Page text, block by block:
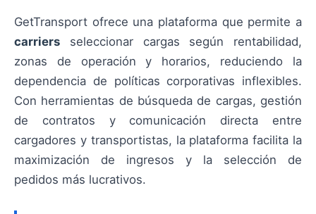
GetTransport ofrece una plataforma que permite a
carriers seleccionar cargas según rentabilidad,
zonas de operación y horarios, reduciendo la
dependencia de políticas corporativas inflexibles.
Con herramientas de búsqueda de cargas, gestión
de contratos y comunicación directa entre
cargadores y transportistas, la plataforma facilita la
maximización de ingresos y la selección de
pedidos más lucrativos.